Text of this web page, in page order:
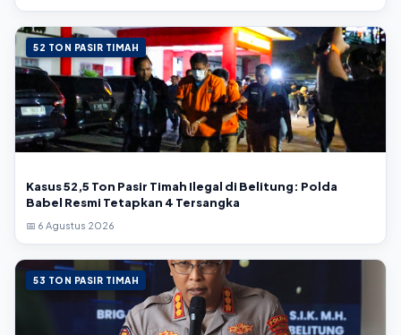
52 TON PASIR TIMAH
Kasus 52,5 Ton Pasir Timah Ilegal di Belitung: Polda
Babel Resmi Tetapkan 4 Tersangka
📅 6 Agustus 2026
53 TON PASIR TIMAH